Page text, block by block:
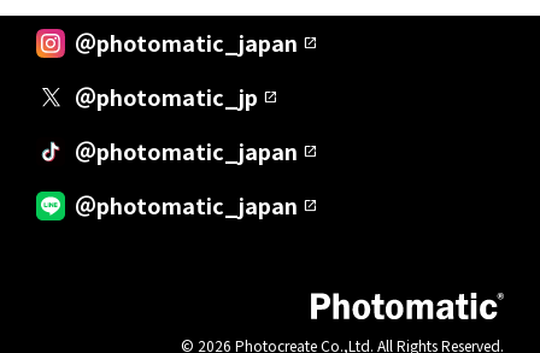
＠photomatic_japan
＠photomatic_jp
＠photomatic_japan
＠photomatic_japan
© 2026 Photocreate Co.,Ltd. All Rights Reserved.